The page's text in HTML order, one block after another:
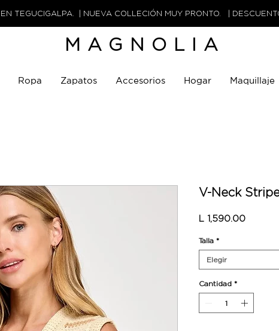
TEGUCIGALPA. | NUEVA COLLECIÓN MUY PRONTO. |
MAGNOLIA
Ropa Zapatos Accesorios Hogar Maquillaje
V-Neck
L 1,590.00Precio
Talla *
Elegir
Cantidad *